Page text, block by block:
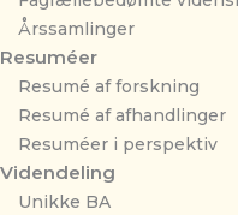
Årssamlinger
Resuméer
Resumé af forskning
Resumé af afhandlinger
Resuméer i perspektiv
Videndeling
Unikke BA